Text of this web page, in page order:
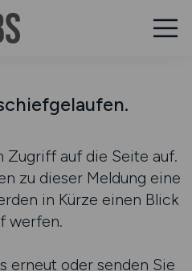
Zugriff auf die Seite auf.
zu dieser Meldung eine
in Kürze einen Blick
werfen.
erneut oder senden Sie